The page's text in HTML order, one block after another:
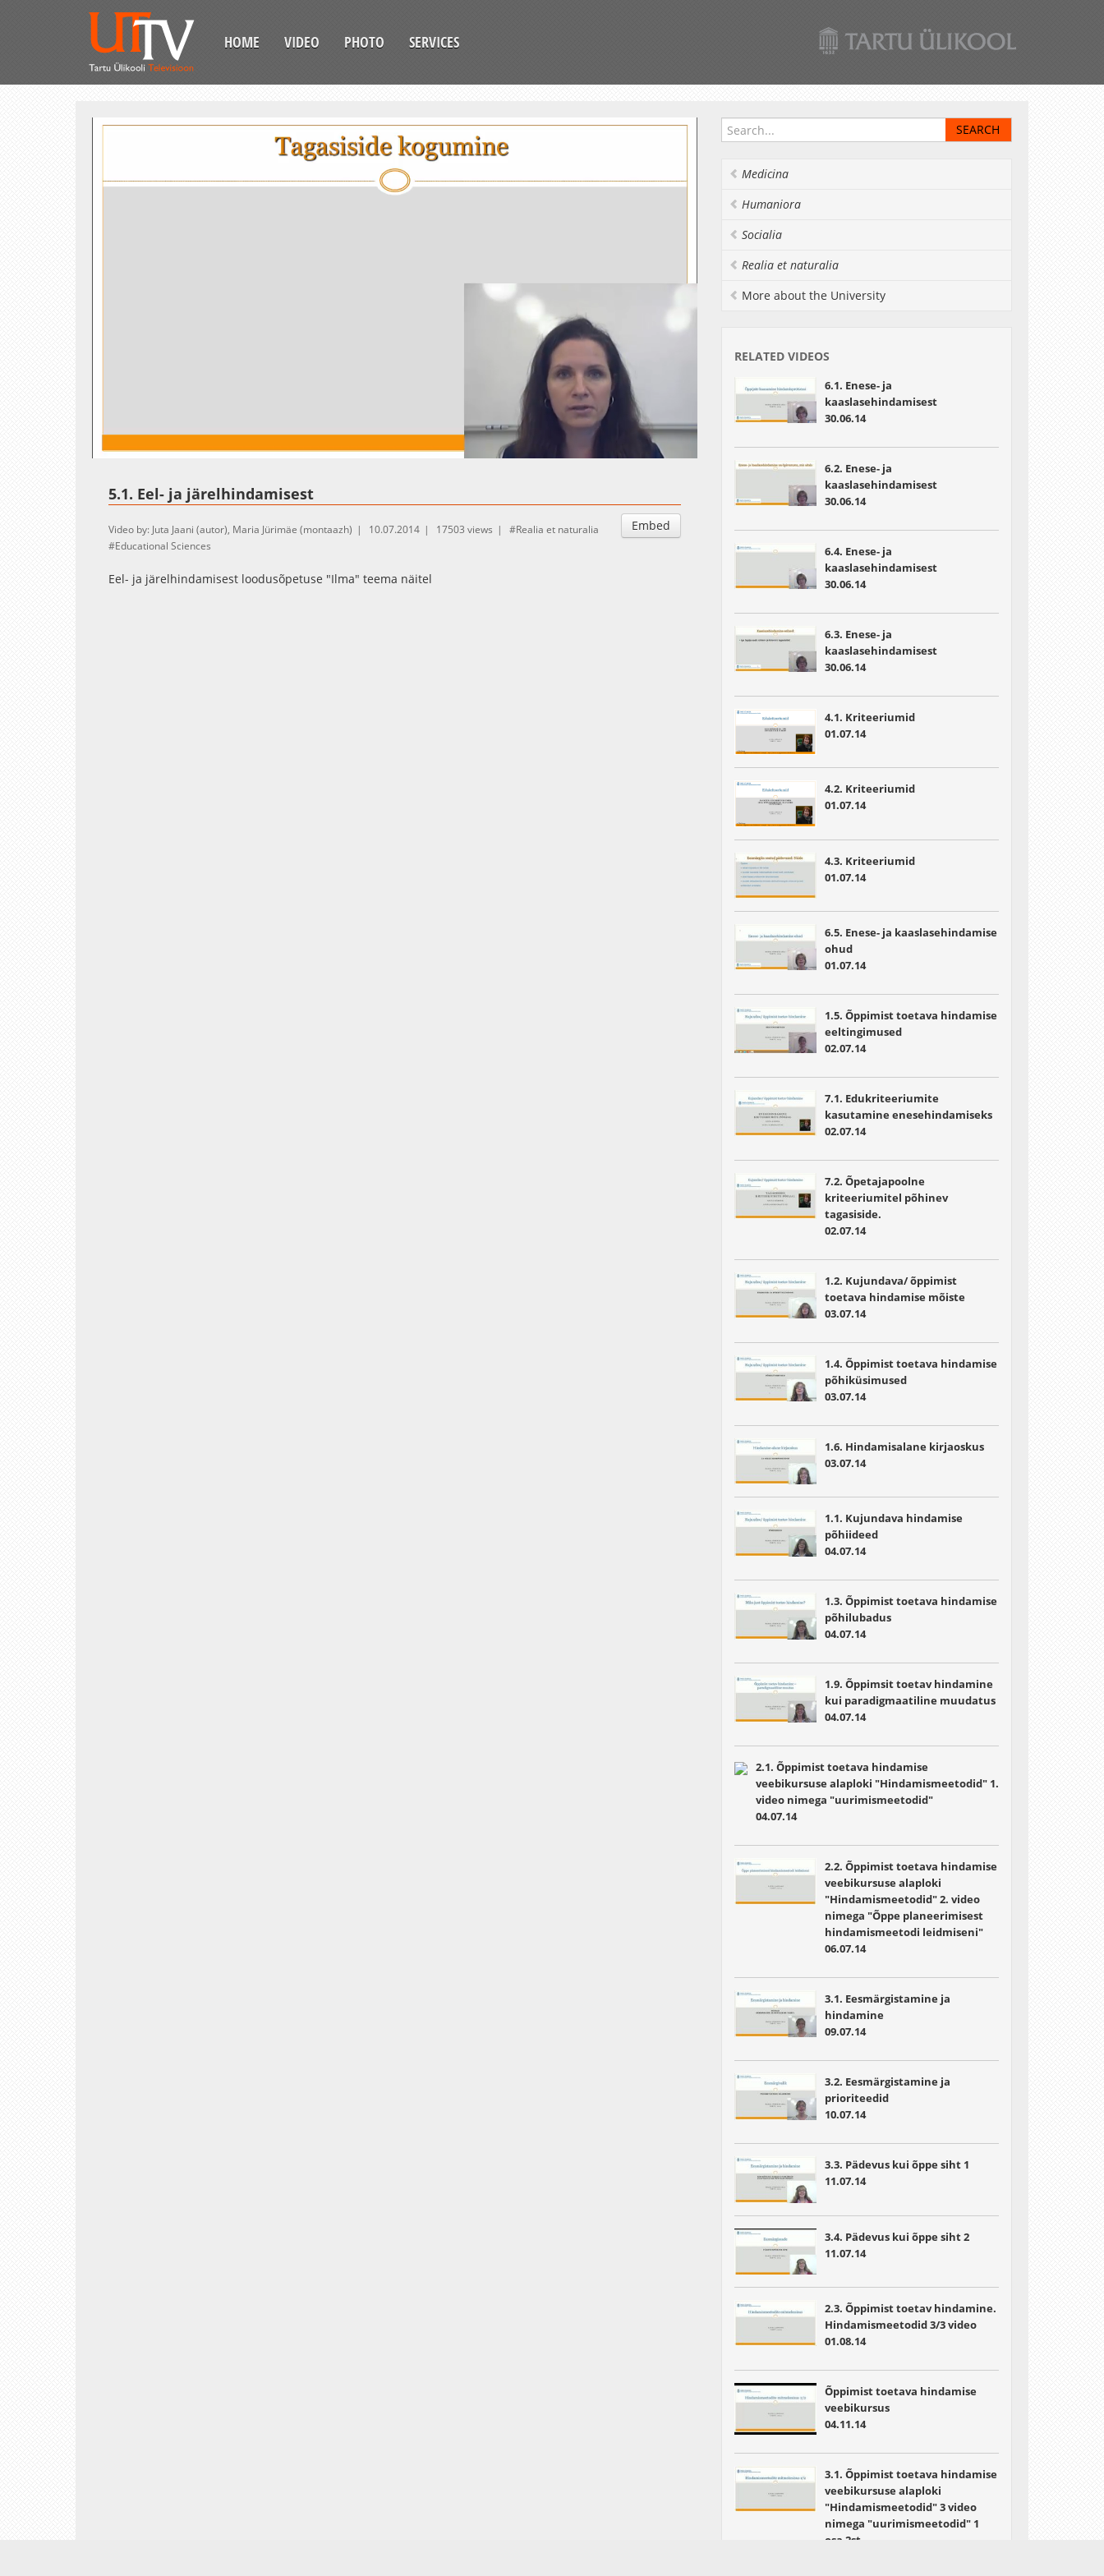
HOME VIDEO PHOTO SERVICES
Unmute
5.1. Eel- ja järelhindamisest
Embed
Video by: Juta Jaani (autor), Maria Jürimäe (montaazh) 10.07.2014 17503 views
Realia et naturalia
Educational Sciences
Eel- ja järelhindamisest loodusõpetuse "Ilma" teema näitel
Medicina
Humaniora
Socialia
Realia et naturalia
More about the University
RELATED VIDEOS
6.1. Enese- ja
kaaslasehindamisest
30.06.14
6.2. Enese- ja
kaaslasehindamisest
30.06.14
6.4. Enese- ja
kaaslasehindamisest
30.06.14
6.3. Enese- ja
kaaslasehindamisest
30.06.14
4.1. Kriteeriumid
01.07.14
4.2. Kriteeriumid
01.07.14
4.3. Kriteeriumid
01.07.14
6.5. Enese- ja kaaslasehindamise
ohud
01.07.14
1.5. Õppimist toetava hindamise
eeltingimused
02.07.14
7.1. Edukriteeriumite
kasutamine enesehindamiseks
02.07.14
7.2. Õpetajapoolne
kriteeriumitel põhinev
tagasiside.
02.07.14
1.2. Kujundava/ õppimist
toetava hindamise mõiste
03.07.14
1.4. Õppimist toetava hindamise
põhiküsimused
03.07.14
1.6. Hindamisalane kirjaoskus
03.07.14
1.1. Kujundava hindamise
põhiideed
04.07.14
1.3. Õppimist toetava hindamise
põhilubadus
04.07.14
1.9. Õppimsit toetav hindamine
kui paradigmaatiline muudatus
04.07.14
2.1. Õppimist toetava hindamise
veebikursuse alaploki "Hindamismeetodid" 1.
video nimega "uurimismeetodid"
04.07.14
2.2. Õppimist toetava hindamise
veebikursuse alaploki
"Hindamismeetodid" 2. video
nimega "Õppe planeerimisest
hindamismeetodi leidmiseni"
06.07.14
3.1. Eesmärgistamine ja
hindamine
09.07.14
3.2. Eesmärgistamine ja
prioriteedid
10.07.14
3.3. Pädevus kui õppe siht 1
11.07.14
3.4. Pädevus kui õppe siht 2
11.07.14
2.3. Õppimist toetav hindamine.
Hindamismeetodid 3/3 video
01.08.14
Õppimist toetava hindamise
veebikursus
04.11.14
3.1. Õppimist toetava hindamise
veebikursuse alaploki
"Hindamismeetodid" 3 video
nimega "uurimismeetodid" 1
osa 2st